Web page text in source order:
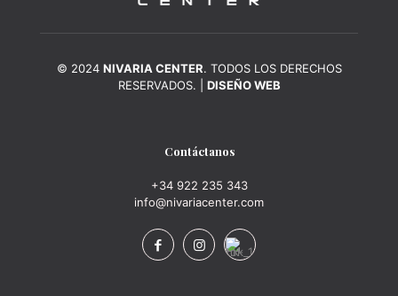
© 2024 NIVARIA CENTER. TODOS LOS DERECHOS
RESERVADOS. | DISEÑO WEB
Contáctanos
+34 922 235 343
info@nivariacenter.com